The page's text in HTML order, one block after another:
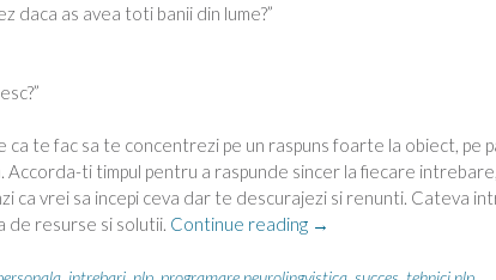
daca as avea toti banii din lume?”
te fac sa te concentrezi pe un raspuns foarte la obiect, pe
Accorda-ti timpul pentru a raspunde sincer la fiecare
ca vrei sa incepi ceva dar te descurajezi si renunti. Cateva
de resurse si solutii. Continue reading “Intrebari
→